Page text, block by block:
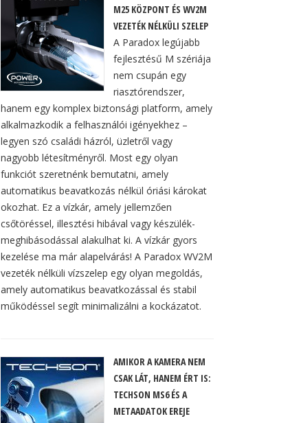
M25 KÖZPONT ÉS WV2M
VEZETÉK NÉLKÜLI SZELEP
A Paradox legújabb
fejlesztésű M szériája
nem csupán egy
riasztórendszer,
hanem egy komplex biztonsági platform, amely
alkalmazkodik a felhasználói igényekhez –
legyen szó családi házról, üzletről vagy
nagyobb létesítményről. Most egy olyan
funkciót szeretnénk bemutatni, amely
automatikus beavatkozás nélkül óriási károkat
okozhat. Ez a vízkár, amely jellemzően
csőtöréssel, illesztési hibával vagy készülék-
meghibásodással alakulhat ki. A vízkár gyors
kezelése ma már alapelvárás! A Paradox WV2M
vezeték nélküli vízszelep egy olyan megoldás,
amely automatikus beavatkozással és stabil
működéssel segít minimalizálni a kockázatot.
AMIKOR A KAMERA NEM
CSAK LÁT, HANEM ÉRT IS:
TECHSON MS6 ÉS A
METAADATOK EREJE